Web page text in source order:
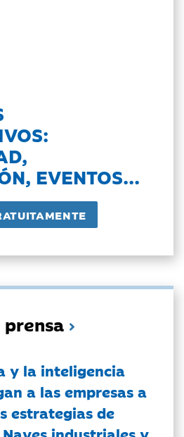
EVENTOS...
y la inteligencia
a las empresas a
estrategias de